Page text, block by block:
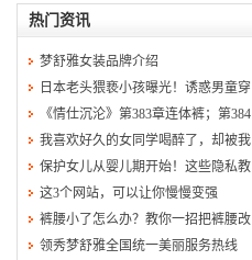
热门资讯
梦舒雅女装品牌介绍
日本老头猥亵小孩曝光！诱惑男童穿
《情仕沉沦》第383章连体裤；第384
我喜欢好久的女同学喝醉了，却被我
保护女儿从婴儿期开始！这些隐私教
这3个网站，可以让你慢慢变强
裤腰小了怎么办？教你一招把裤腰改
领秀梦舒雅全国统一美丽服务热线